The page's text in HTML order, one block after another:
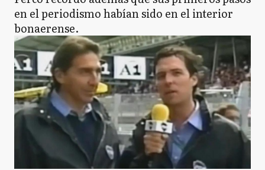
en el periodismo habían sido en el interior
bonaerense.